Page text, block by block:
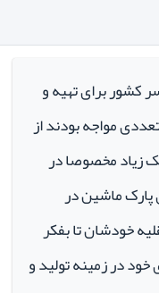
کشور برای تهیه و
مواجه بودند از
زیاد مخصوصا در
پارک ماشین در
خودشان تا بفکر
خود در زمینه تولید و